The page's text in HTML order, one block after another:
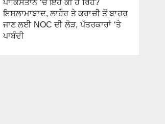
ਪਾਕਿਸਤਾਨ ‘ਚ ਇਹ ਕੀ ਹੋ ਰਿਹੈ?
ਇਸਲਾਮਾਬਾਦ, ਲਾਹੌਰ ਤੇ ਕਰਾਚੀ ਤੋਂ ਬਾਹਰ
ਜਾਣ ਲਈ NOC ਦੀ ਲੋੜ, ਪੱਤਰਕਾਰਾਂ ‘ਤੇ
ਪਾਬੰਦੀ